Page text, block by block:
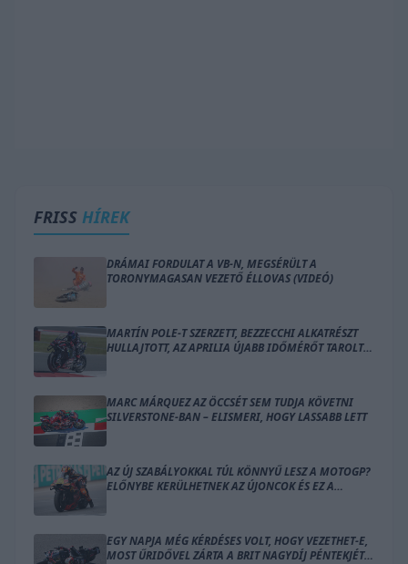
FRISS HÍREK
DRÁMAI FORDULAT A VB-N, MEGSÉRÜLT A
TORONYMAGASAN VEZETŐ ÉLLOVAS (VIDEÓ)
MARTÍN POLE-T SZERZETT, BEZZECCHI ALKATRÉSZT
HULLAJTOTT, AZ APRILIA ÚJABB IDŐMÉRŐT TAROLT
MARC MÁRQUEZ AZ ÖCCSÉT SEM TUDJA KÖVETNI
SILVERSTONE-BAN – ELISMERI, HOGY LASSABB LETT
AZ ÚJ SZABÁLYOKKAL TÚL KÖNNYŰ LESZ A MOTOGP?
ELŐNYBE KERÜLHETNEK AZ ÚJONCOK ÉS EZ A
EGY NAPJA MÉG KÉRDÉSES VOLT, HOGY VEZETHET-E,
MOST ŰRIDŐVEL ZÁRTA A BRIT NAGYDÍJ PÉNTEKJÉT